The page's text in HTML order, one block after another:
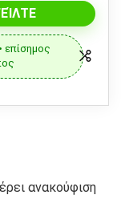
επίσημος
ανακούφιση